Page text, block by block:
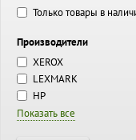
Только товары в
Производители
XEROX
LEXMARK
HP
Показать все